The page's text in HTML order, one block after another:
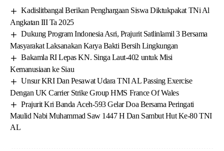
Kadislitbangal Berikan Penghargaan Siswa Diktukpakat TNi Al
Angkatan III Ta 2025
Dukung Program Indonesia Asri, Prajurit Satlinlamil 3 Bersama
Masyarakat Laksanakan Karya Bakti Bersih Lingkungan
Bakamla RI Lepas KN. Singa Laut-402 untuk Misi
Kemanusiaan ke Siau
Unsur KRI Dan Pesawat Udara TNI AL Passing Exercise
Dengan UK Carrier Strike Group HMS France Of Wales
Prajurit Kri Banda Aceh-593 Gelar Doa Bersama Peringati
Maulid Nabi Muhammad Saw 1447 H Dan Sambut Hut Ke-80 TNI
AL